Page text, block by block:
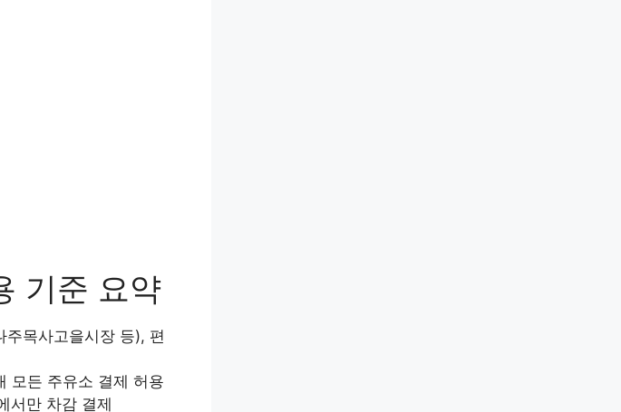
기준 요약
주목사고을시장 등), 편
모든 주유소 결제 허용
서만 차감 결제